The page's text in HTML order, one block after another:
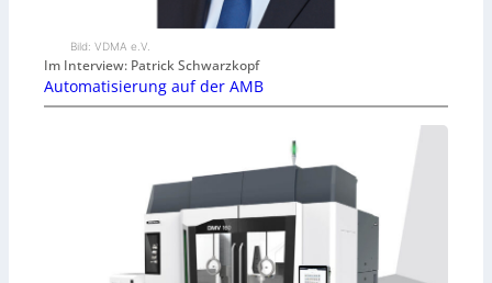
Bild: VDMA e.V.
Im Interview: Patrick Schwarzkopf
Automatisierung auf der AMB